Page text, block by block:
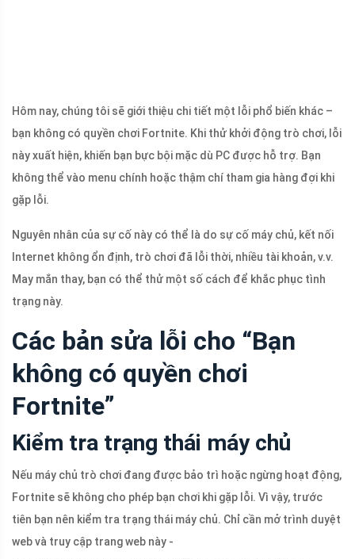
Hôm nay, chúng tôi sẽ giới thiệu chi tiết một lỗi phổ biến khác –
bạn không có quyền chơi Fortnite. Khi thử khởi động trò chơi, lỗi
này xuất hiện, khiến bạn bực bội mặc dù PC được hỗ trợ. Bạn
không thể vào menu chính hoặc thậm chí tham gia hàng đợi khi
gặp lỗi.
Nguyên nhân của sự cố này có thể là do sự cố máy chủ, kết nối
Internet không ổn định, trò chơi đã lỗi thời, nhiều tài khoản, v.v.
May mắn thay, bạn có thể thử một số cách để khắc phục tình
trạng này.
Các bản sửa lỗi cho “Bạn
không có quyền chơi
Fortnite”
Kiểm tra trạng thái máy chủ
Nếu máy chủ trò chơi đang được bảo trì hoặc ngừng hoạt động,
Fortnite sẽ không cho phép bạn chơi khi gặp lỗi. Vì vậy, trước
tiên bạn nên kiểm tra trạng thái máy chủ. Chỉ cần mở trình duyệt
web và truy cập trang web này -